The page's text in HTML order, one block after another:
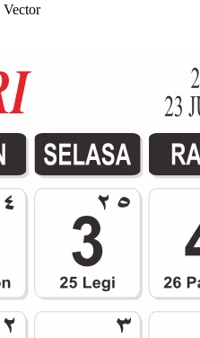
Vector